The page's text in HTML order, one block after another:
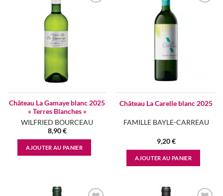
Château La Gamaye blanc 2025
« Terres Blanches »
WILFRIED BOURCEAU
8,90€
AJOUTER AU PANIER
Château La Carelle blanc 2025
FAMILLE BAYLE-CARREAU
9,20€
AJOUTER AU PANIER